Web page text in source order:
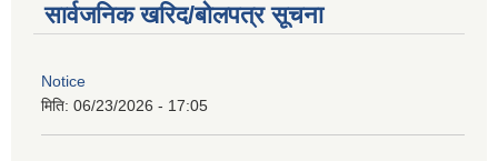
सार्वजनिक खरिद/बोलपत्र सूचना
Notice
मिति: 06/23/2026 - 17:05